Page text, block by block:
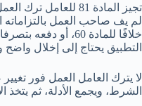
تجيز المادة 81
لم يف صاحب العمل بالتزاماته
خلافًا للمادة 60،
التطبيق يحتاج إلى إخلال
لا يترك العامل العمل فور
الشرط، ويجمع الأدلة، ثم يتخذ